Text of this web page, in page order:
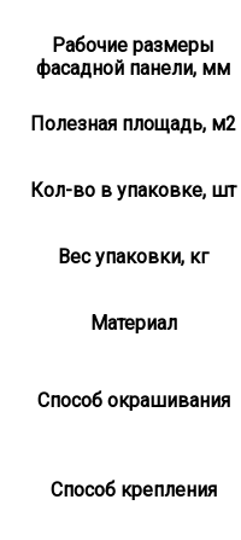
Рабочие размеры
фасадной панели, мм
Полезная площадь, м2
Кол-во в упаковке, шт
Вес упаковки, кг
Материал
Способ окрашивания
Способ крепления